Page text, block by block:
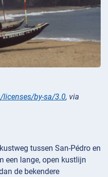
by-sa/3.0, via
tussen San-Pédro en
een lange, open kustlijn
de bekendere